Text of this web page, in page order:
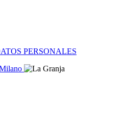
PERSONALES